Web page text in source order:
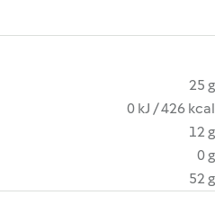
25 g
0 kJ / 426 kcal
12 g
0 g
52 g